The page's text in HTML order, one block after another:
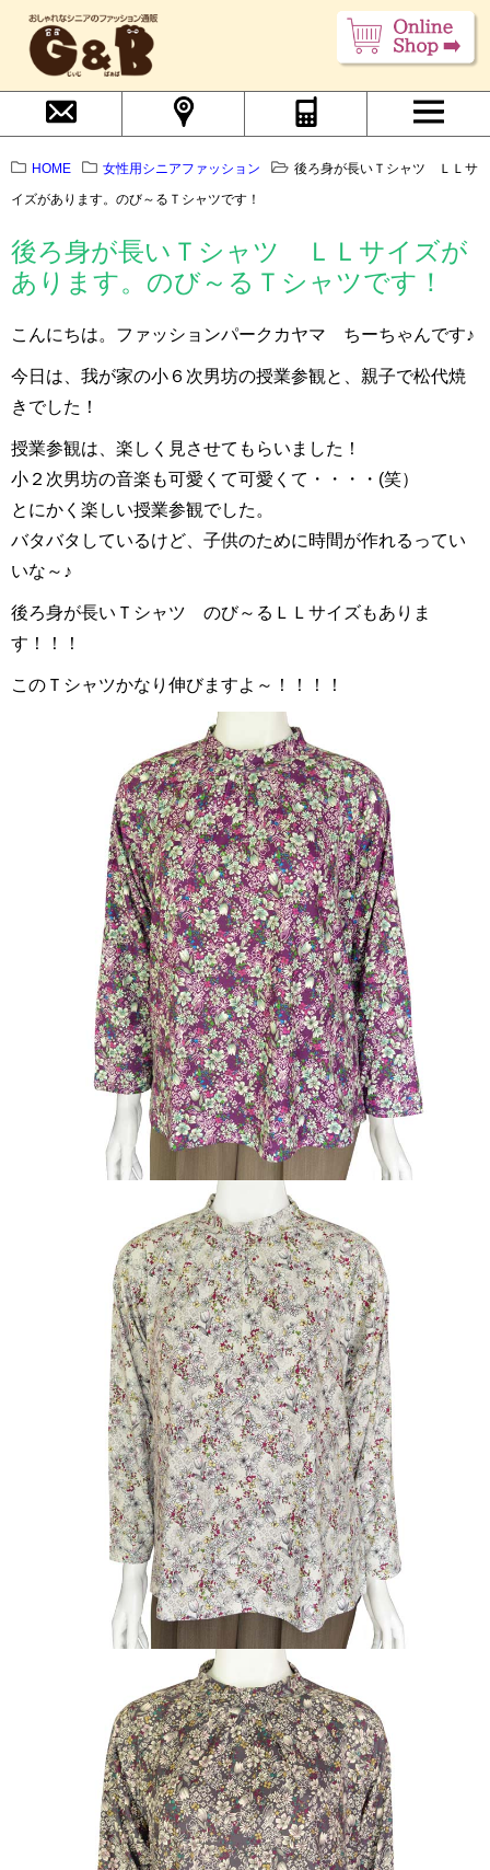
HOME 女性用シニアファッション
後ろ身が長いＴシャツ ＬＬサ
イズがあります。のび～るＴシャツです！
後ろ身が長いＴシャツ ＬＬサイズが
あります。のび～るＴシャツです！
こんにちは。ファッションパークカヤマ ちーちゃんです♪
今日は、我が家の小６次男坊の授業参観と、親子で松代焼
きでした！
授業参観は、楽しく見させてもらいました！
小２次男坊の音楽も可愛くて可愛くて・・・・(笑）
とにかく楽しい授業参観でした。
バタバタしているけど、子供のために時間が作れるってい
いな～♪
後ろ身が長いＴシャツ のび～るＬＬサイズもありま
す！！！
このＴシャツかなり伸びますよ～！！！！